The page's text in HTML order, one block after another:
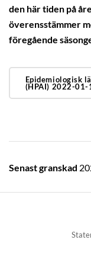
den här tiden på
överensstämmer
föregående
Epidemiologisk
(HPAI) 2022-01-
Senast granskad